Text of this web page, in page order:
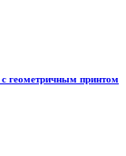
геометричным принтом